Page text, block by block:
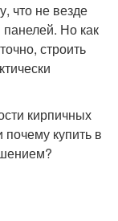
что не везде
Но как
строить
кирпичных
купить в